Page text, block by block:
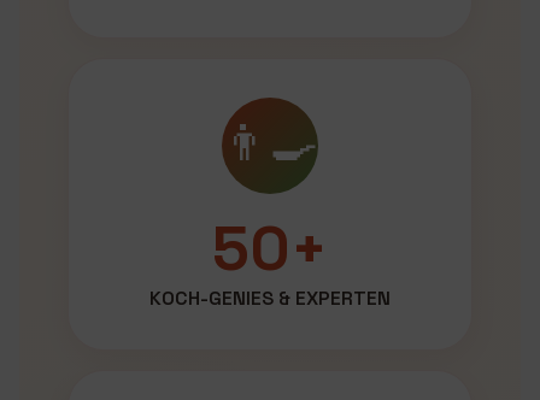
👨‍🍳
50+
KOCH-GENIES & EXPERTEN